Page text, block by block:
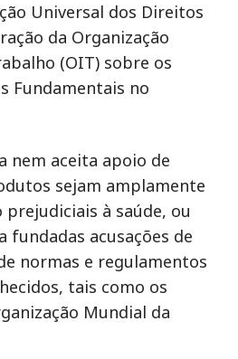
Universal dos Direitos
da Organização
(OIT) sobre os
Fundamentais no
nem aceita apoio de
sejam amplamente
prejudiciais à saúde, ou
fundadas acusações de
normas e regulamentos
tais como os
Mundial da